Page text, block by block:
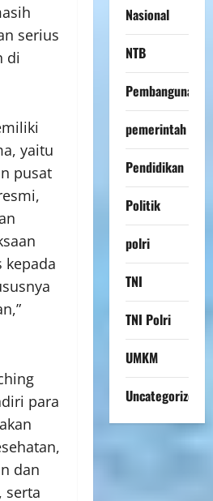
serius
di
yaitu
pusat
kepada
para
dan
serta
Nasional
NTB
Pembangunan
pemerintah
Pendidikan
Politik
polri
TNI
TNI Polri
UMKM
Uncategorized